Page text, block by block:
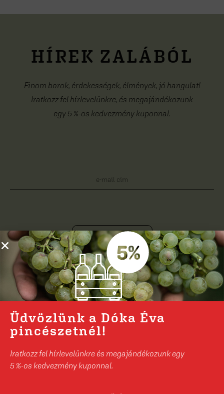
HÍREK ZALÁBÓL
Finom borok, érdekességek, élmények, jó hangulat!
Iratkozz fel hírlevelünkre, és megajándékozunk
egy 5 %-os kedvezmény kuponnal.
Feliratkozom
Elérhetőségeink
Üdvözlünk a Dóka Éva
pincészetnél!
Iratkozz fel hírlevelünkre és megajándékozunk egy
5 %-os kedvezmény kuponnal.